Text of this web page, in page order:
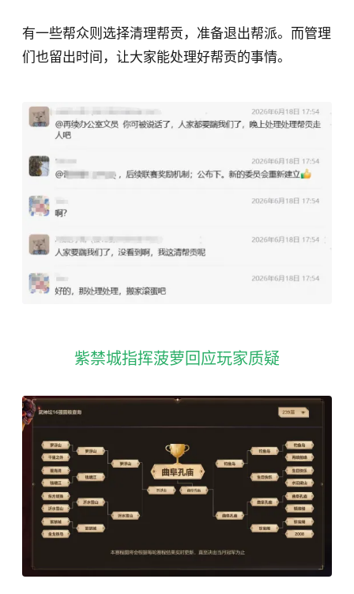
有一些帮众则选择清理帮贡，准备退出帮派。而管理
们也留出时间，让大家能处理好帮贡的事情。
紫禁城指挥菠萝回应玩家质疑